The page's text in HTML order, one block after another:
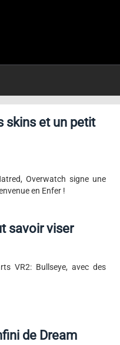
skins et un petit
Overwatch signe une
en Enfer !
savoir viser
VR2: Bullseye, avec des
de Dream